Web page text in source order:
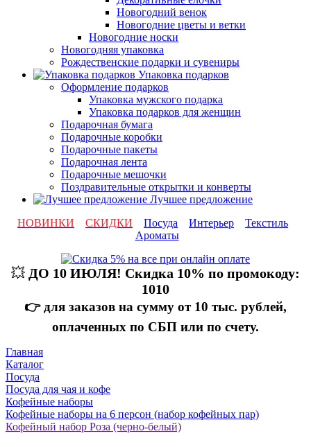
Новогодний венок
Новогодние цветы и ветки
Новогодние носки
Новогодняя упаковка
Рождественские подарки и сувениры
Упаковка подарков
Оформление подарков
Упаковка мужского подарка
Упаковка подарков для женщин
Подарочная бумага
Подарочные коробки
Подарочные пакеты
Подарочная лента
Подарочные мешочки
Поздравительные открытки и конверты
Лучшее предложение
НОВИНКИ
СКИДКИ Посуда Интерьер
Текстиль
Ароматы
💥 ДО 10 ИЮЛЯ! Скидка 10% по промокоду:
1010
👉 для заказов на сумму от 10 тыс. рублей,
оплаченных по СБП или по счету.
Главная
Каталог
Посуда
Посуда для чая и кофе
Кофейные наборы
Кофейные наборы на 6 персон (набор кофейных пар)
Кофейный набор Роза (черно-белый)